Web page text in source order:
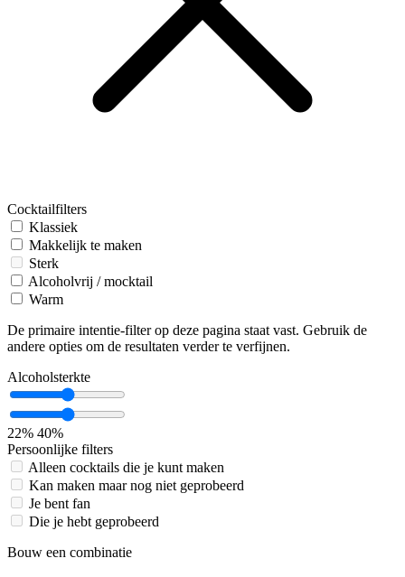
Cocktailfilters
Klassiek
Makkelijk te maken
Sterk
Alcoholvrij / mocktail
Warm
De primaire intentie-filter op deze pagina staat vast. Gebruik de
andere opties om de resultaten verder te verfijnen.
Alcoholsterkte
22% 40%
Persoonlijke filters
Alleen cocktails die je kunt maken
Kan maken maar nog niet geprobeerd
Je bent fan
Die je hebt geprobeerd
Bouw een combinatie